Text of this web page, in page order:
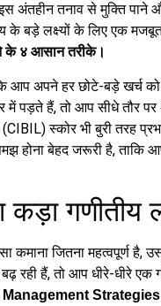
तनाव से मुक्ति पाने
के बड़े लक्ष्यों के लिए एक
के ४ आसान तरीके।
आप अपने हर छोटे-बड़े खर्च
पड़ते हैं, तो आप सीधे तौर पर
स्कोर भी बुरी तरह
होना बेहद जरूरी है,
गणीतीय
कमाना जितना महत्वपूर्ण
रही हैं, तो आप धीरे-धीरे
Strategies: